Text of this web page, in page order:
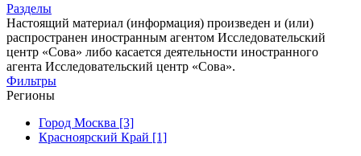
Разделы
Настоящий материал (информация) произведен и (или)
распространен иностранным агентом Исследовательский
центр «Сова» либо касается деятельности иностранного
агента Исследовательский центр «Сова».
Фильтры
Регионы
Город Москва [3]
Красноярский Край [1]